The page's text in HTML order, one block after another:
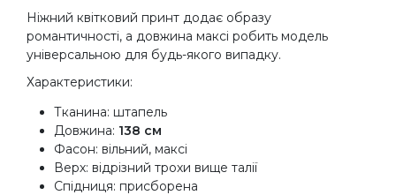
Ніжний квітковий принт додає образу
романтичності, а довжина максі робить модель
універсальною для будь-якого випадку.
Характеристики:
Тканина: штапель
Довжина: 138 см
Фасон: вільний, максі
Верх: відрізний трохи вище талії
Спідниця: присборена